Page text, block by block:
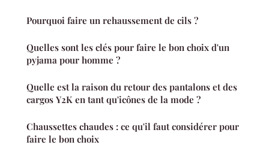
Pourquoi faire un rehaussement de cils ?
Quelles sont les clés pour faire le bon choix d'un
pyjama pour homme ?
Quelle est la raison du retour des pantalons et des
cargos Y2K en tant qu'icônes de la mode ?
Chaussettes chaudes : ce qu'il faut considérer pour
faire le bon choix